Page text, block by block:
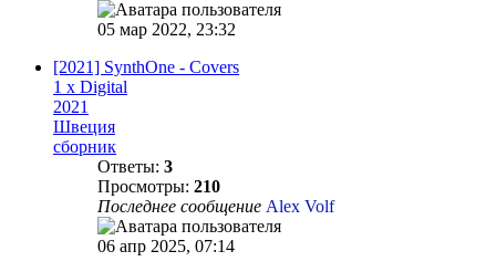
05 мар 2022, 23:32
[2021] SynthOne - Covers
1 x Digital
2021
Швеция
сборник
Ответы: 3
Просмотры: 210
Последнее сообщение Alex Volf
06 апр 2025, 07:14